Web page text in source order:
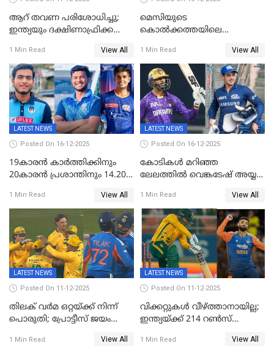
ആറ് തവണ പരിശോധിച്ചു;
ഇന്ത്യയും ദക്ഷിണാഫ്രിക്കയും
ഉപേക്ഷിച്ചു
1 Min Read View All
മെസിയുടെ
കൊൽക്കത്തയിലെ
സംഘർഷം: കായിക മന്ത്രി
അരൂപ് ബിശ്വാസ് രാജിവച്ചു
1 Min Read View All
LATEST NEWS
Posted On 16-12-2025
19കാരൻ കാർത്തിക്കിനും
20കാരൻ പ്രശാന്തിനും 14.20
കോടിക്ക് ഡൽഹിയിൽ;
മലയാളി താരം വിഘ്നേഷ്
പുത്തുർ രാജസ്ഥാനിൽ
1 Min Read View All
LATEST NEWS
Posted On 16-12-2025
കോടികൾ മറിഞ്ഞ
ലേലത്തിൽ വെങ്കടേഷ് അയ്യര്‍
ബംഗളൂരുവില്‍; ക്വിന്റണ്‍ ഡി
കോക്ക് മുംബൈ
ഇന്ത്യന്‍സില്‍; 25കോടിക്ക്
കാമറൂൺ ഗ്രീൻ
കൊൽക്കത്തയിൽ
1 Min Read View All
LATEST NEWS
Posted On 11-12-2025
തിലക് വർമ ഒറ്റയ്ക്ക് നിന്ന്
പൊരുതി; പ്രോട്ടീസ് ജയം
1 Min Read View All
LATEST NEWS
Posted On 11-12-2025
വിക്കറ്റുകൾ വീഴ്ത്താനായില്ല;
ഇന്ത്യയ്ക്ക് 214 റൺസ്
1 Min Read View All